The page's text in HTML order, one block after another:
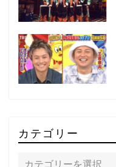
カテゴリー